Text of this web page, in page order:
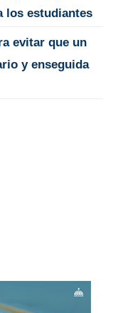
los estudiantes
evitar que un
y enseguida